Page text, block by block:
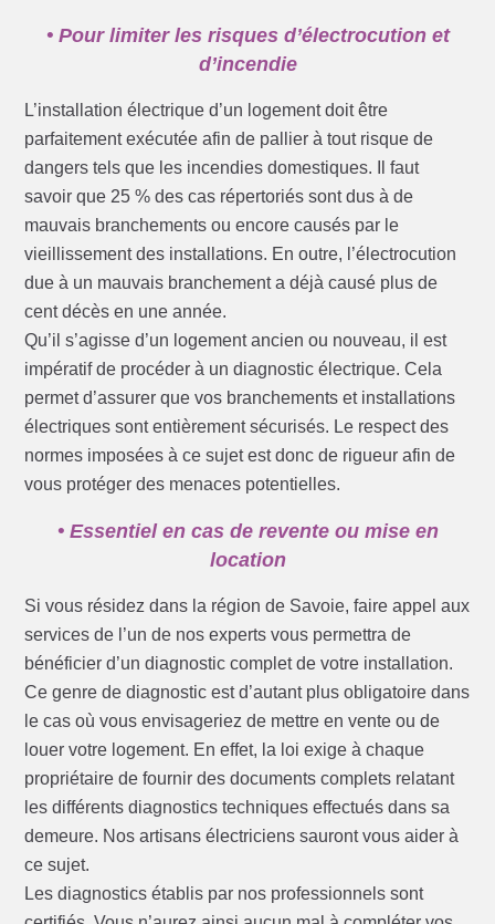
• Pour limiter les risques d’électrocution et
d’incendie
L’installation électrique d’un logement doit être
parfaitement exécutée afin de pallier à tout risque de
dangers tels que les incendies domestiques. Il faut
savoir que 25 % des cas répertoriés sont dus à de
mauvais branchements ou encore causés par le
vieillissement des installations. En outre, l’électrocution
due à un mauvais branchement a déjà causé plus de
cent décès en une année.
Qu’il s’agisse d’un logement ancien ou nouveau, il est
impératif de procéder à un diagnostic électrique. Cela
permet d’assurer que vos branchements et installations
électriques sont entièrement sécurisés. Le respect des
normes imposées à ce sujet est donc de rigueur afin de
vous protéger des menaces potentielles.
• Essentiel en cas de revente ou mise en
location
Si vous résidez dans la région de Savoie, faire appel aux
services de l’un de nos experts vous permettra de
bénéficier d’un diagnostic complet de votre installation.
Ce genre de diagnostic est d’autant plus obligatoire dans
le cas où vous envisageriez de mettre en vente ou de
louer votre logement. En effet, la loi exige à chaque
propriétaire de fournir des documents complets relatant
les différents diagnostics techniques effectués dans sa
demeure. Nos artisans électriciens sauront vous aider à
ce sujet.
Les diagnostics établis par nos professionnels sont